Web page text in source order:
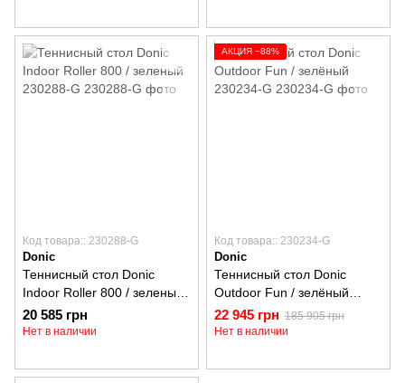
Код товара:: 230288-G
Donic
Теннисный стол Donic
Indoor Roller 800 / зеленый
230288-G
20 585 грн
Нет в наличии
АКЦИЯ −88%
Код товара:: 230234-G
Donic
Теннисный стол Donic
Outdoor Fun / зелёный
230234-G
22 945 грн 185 905 грн
Нет в наличии